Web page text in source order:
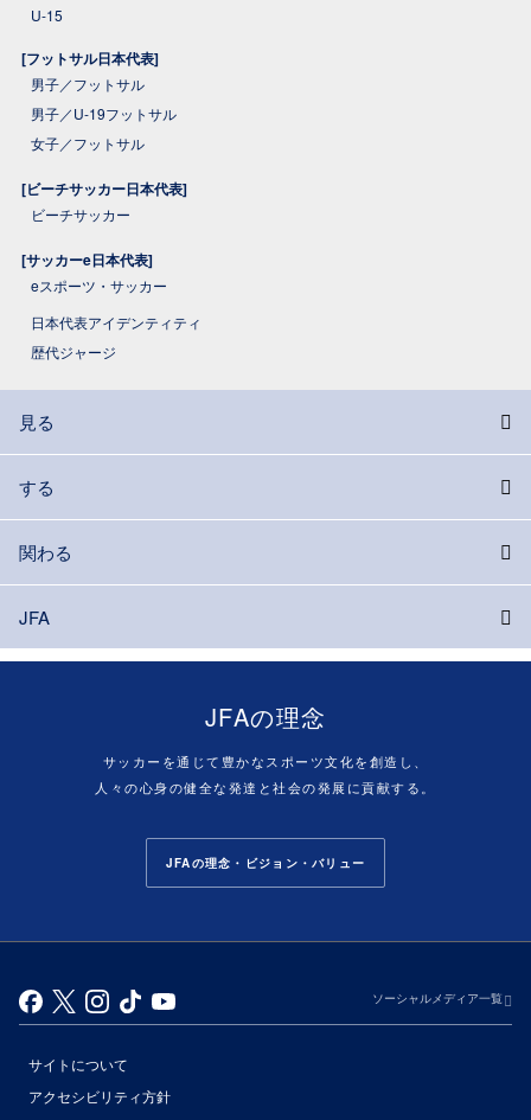
U-15
[フットサル日本代表]
男子／フットサル
男子／U-19フットサル
女子／フットサル
[ビーチサッカー日本代表]
ビーチサッカー
[サッカーe日本代表]
eスポーツ・サッカー
日本代表アイデンティティ
歴代ジャージ
見る
する
関わる
JFA
JFAの理念
サッカーを通じて豊かなスポーツ文化を創造し、
人々の心身の健全な発達と社会の発展に貢献する。
JFAの理念・ビジョン・バリュー
ソーシャルメディア一覧
サイトについて
アクセシビリティ方針